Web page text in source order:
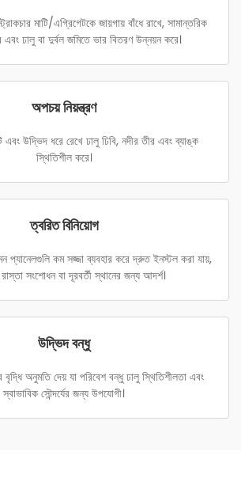
মাটি/এগ্রিগেটকে জায়গায় বাঁধে রাখে, সামান্তরিক
এবং ঢালু বা দুর্বল জমিতে ভার বিতরণ উন্নয়ন করে।
অপচয় নিয়ন্ত্রণ
এবং উদ্ভিদ ধরে রেখে ঢালু ঢিবি, নদীর তীর এবং ব্যাঙ্ক
স্থিতিশীল করে।
ত্বরিত বিনিয়োগ
প্যানেলগুলি কম সজ্জা ব্যবহার করে দ্রুত ইনস্টল করা যায়,
সংশোধন বা দূরবর্তী স্থানের জন্য আদর্শ।
উদ্ভিদ বন্ধু
বৃদ্ধি অনুমতি দেয় যা পরিবেশ বন্ধু ঢালু স্থিতিশীলতা এবং
স্বাভাবিক সৌন্দর্যের জন্য উপযোগী।